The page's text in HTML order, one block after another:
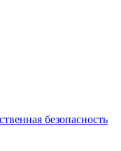
безопасность